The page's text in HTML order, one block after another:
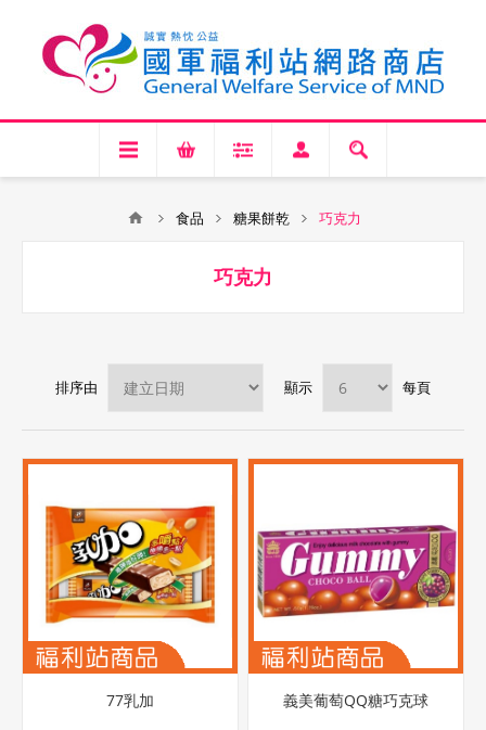
食品 糖果餅乾 巧克力
巧克力
排序由 顯示 每頁
77乳加 義美葡萄QQ糖巧克球